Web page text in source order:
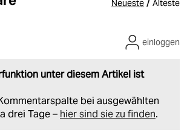
Neueste / Älteste
unter diesem Artikel ist
bei ausgewählten
drei Tage – hier sind sie zu finden.
einloggen